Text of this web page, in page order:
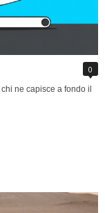
0
ne capisce a fondo il